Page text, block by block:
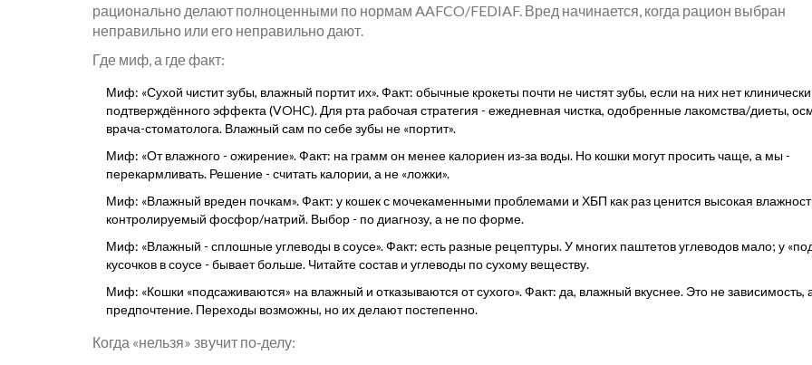
рационально делают полноценными по нормам AAFCO/FEDIAF. Вред начинается, когда рацион выбран
неправильно или его неправильно дают.
Где миф, а где факт:
Миф: «Сухой чистит зубы, влажный портит их». Факт: обычные крокеты почти не чистят зубы, если на них нет клинически
подтверждённого эффекта (VOHC). Для рта рабочая стратегия - ежедневная чистка, одобренные лакомства/диеты,
врача-стоматолога. Влажный сам по себе зубы не «портит».
Миф: «От влажного - ожирение». Факт: на грамм он менее калориен из‑за воды. Но кошки могут просить чаще, а мы -
перекармливать. Решение - считать калории, а не «ложки».
Миф: «Влажный вреден почкам». Факт: у кошек с мочекаменными проблемами и ХБП как раз ценится высокая
контролируемый фосфор/натрий. Выбор - по диагнозу, а не по форме.
Миф: «Влажный - сплошные углеводы в соусе». Факт: есть разные рецептуры. У многих паштетов углеводов мало; у
кусочков в соусе - бывает больше. Читайте состав и углеводы по сухому веществу.
Миф: «Кошки «подсаживаются» на влажный и отказываются от сухого». Факт: да, влажный вкуснее. Это не зависимость,
предпочтение. Переходы возможны, но их делают постепенно.
Когда «нельзя» звучит по‑делу: